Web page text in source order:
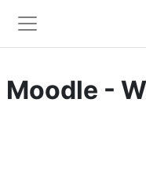
Panneau latéral
Moodle -